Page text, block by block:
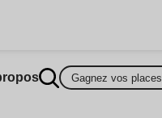
Gagnez vos places